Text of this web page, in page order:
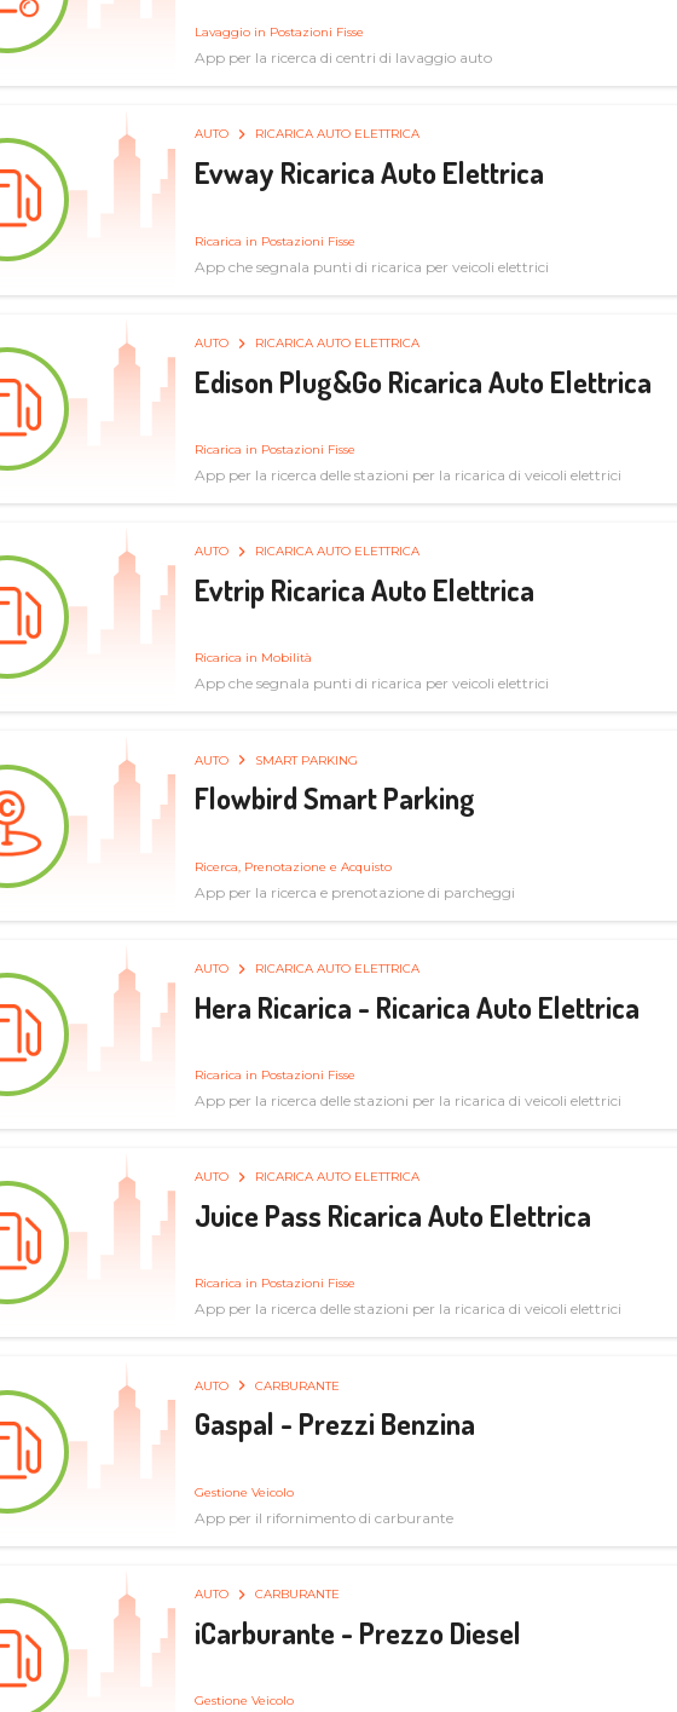
Lavaggio in Postazioni Fisse
App per la ricerca di centri di lavaggio auto
AUTO RICARICA AUTO ELETTRICA
Evway Ricarica Auto Elettrica
Ricarica in Postazioni Fisse
App che segnala punti di ricarica per veicoli elettrici
AUTO RICARICA AUTO ELETTRICA
Edison Plug&Go Ricarica Auto Elettrica
Ricarica in Postazioni Fisse
App per la ricerca delle stazioni per la ricarica di veicoli elettrici
AUTO RICARICA AUTO ELETTRICA
Evtrip Ricarica Auto Elettrica
Ricarica in Mobilità
App che segnala punti di ricarica per veicoli elettrici
AUTO SMART PARKING
Flowbird Smart Parking
Ricerca, Prenotazione e Acquisto
App per la ricerca e prenotazione di parcheggi
AUTO RICARICA AUTO ELETTRICA
Hera Ricarica - Ricarica Auto Elettrica
Ricarica in Postazioni Fisse
App per la ricerca delle stazioni per la ricarica di veicoli elettrici
AUTO RICARICA AUTO ELETTRICA
Juice Pass Ricarica Auto Elettrica
Ricarica in Postazioni Fisse
App per la ricerca delle stazioni per la ricarica di veicoli elettrici
AUTO CARBURANTE
Gaspal - Prezzi Benzina
Gestione Veicolo
App per il rifornimento di carburante
AUTO CARBURANTE
iCarburante - Prezzo Diesel
Gestione Veicolo